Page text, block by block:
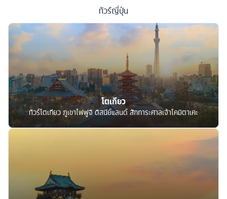
ทัวร์ญี่ปุ่น
โตเกียว
ทัวร์โตเกียว ภูเขาไฟฟูจิ ดิสนีย์แลนด์ สักการะศาลเจ้าโคมิตาเคะ